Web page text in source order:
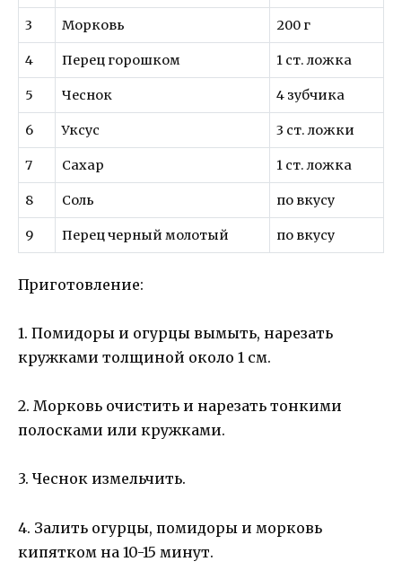
3 Морковь 200 г
4 Перец горошком 1 ст. ложка
5 Чеснок 4 зубчика
6 Уксус 3 ст. ложки
7 Сахар 1 ст. ложка
8 Соль по вкусу
9 Перец черный молотый по вкусу
Приготовление:
1. Помидоры и огурцы вымыть, нарезать
кружками толщиной около 1 см.
2. Морковь очистить и нарезать тонкими
полосками или кружками.
3. Чеснок измельчить.
4. Залить огурцы, помидоры и морковь
кипятком на 10-15 минут.